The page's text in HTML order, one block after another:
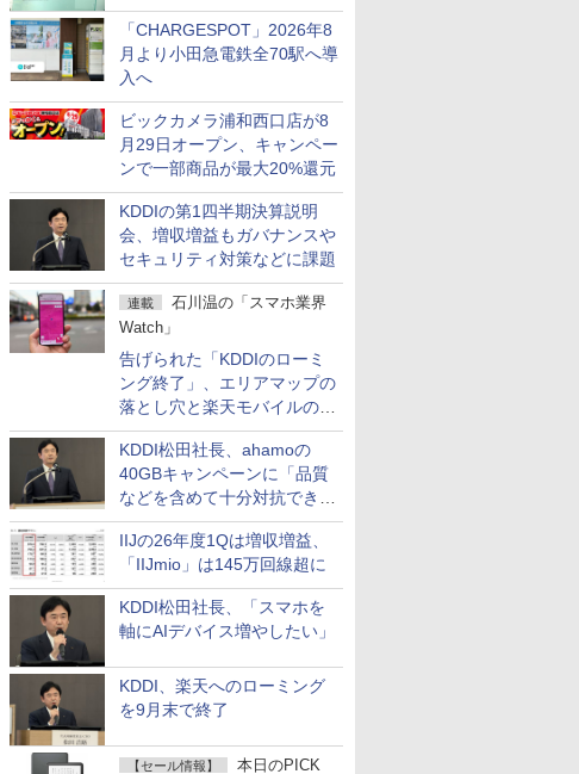
「CHARGESPOT」2026年8
月より小田急電鉄全70駅へ導
入へ
ビックカメラ浦和西口店が8
月29日オープン、キャンペー
ンで一部商品が最大20%還元
KDDIの第1四半期決算説明
会、増収増益もガバナンスや
セキュリティ対策などに課題
連載
石川温の「スマホ業界
Watch」
告げられた「KDDIのローミ
ング終了」、エリアマップの
落とし穴と楽天モバイルの課
題
KDDI松田社長、ahamoの
40GBキャンペーンに「品質
などを含めて十分対抗でき
る」
IIJの26年度1Qは増収増益、
「IIJmio」は145万回線超に
KDDI松田社長、「スマホを
軸にAIデバイス増やしたい」
KDDI、楽天へのローミング
を9月末で終了
【セール情報】
本日のPICK